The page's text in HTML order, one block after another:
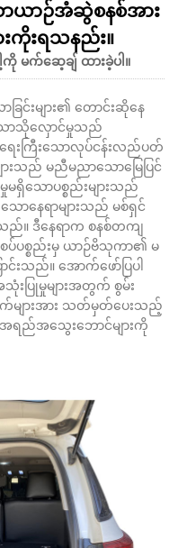
ယာဉ်အံဆွဲစနစ်အား
ကိုးရသနည်း။
ကို မက်ဆေ့ချ် ထားခဲ့ပါ။
ြင်းများ၏ တောင်းဆိုနေ
ောသိုလှောင်မှုသည်
းကြီးသောလုပ်ငန်းလည်ပတ်
းသည် မညီမညာသောမြေပြင်
သောပစ္စည်းများသည်
ာနေရာများသည် မစ်ရှင်
။ ဒီနေရာက စနစ်တကျ
ပစ္စည်းမှ ယာဉ်ဗိသုကာ၏ မ
းသည်။ အောက်ဖော်ပြပါ
းပြုမှုများအတွက် စွမ်း
က်များအား သတ်မှတ်ပေးသည့်
အရည်အသွေးဘောင်များကို